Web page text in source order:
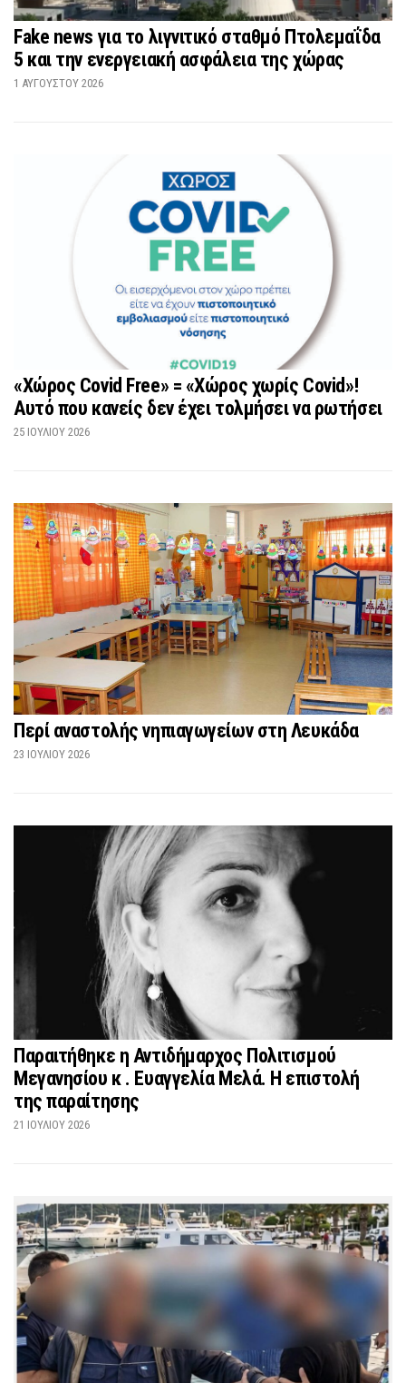
Fake news για το λιγνιτικό σταθμό Πτολεμαΐδα
5 και την ενεργειακή ασφάλεια της χώρας
1 ΑΥΓΟΎΣΤΟΥ 2026
«Χώρος Covid Free» = «Χώρος χωρίς Covid»!
Αυτό που κανείς δεν έχει τολμήσει να ρωτήσει
25 ΙΟΥΛΊΟΥ 2026
Περί αναστολής νηπιαγωγείων στη Λευκάδα
23 ΙΟΥΛΊΟΥ 2026
Παραιτήθηκε η Αντιδήμαρχος Πολιτισμού
Μεγανησίου κ . Ευαγγελία Μελά. Η επιστολή
της παραίτησης
21 ΙΟΥΛΊΟΥ 2026